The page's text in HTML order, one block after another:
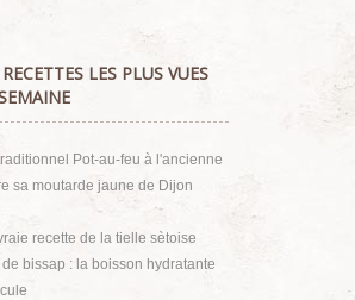
LES PLUS VUES
Pot-au-feu à l'ancienne
sa moutarde jaune de Dijon
recette de la tielle sètoise
bissap : la boisson hydratante